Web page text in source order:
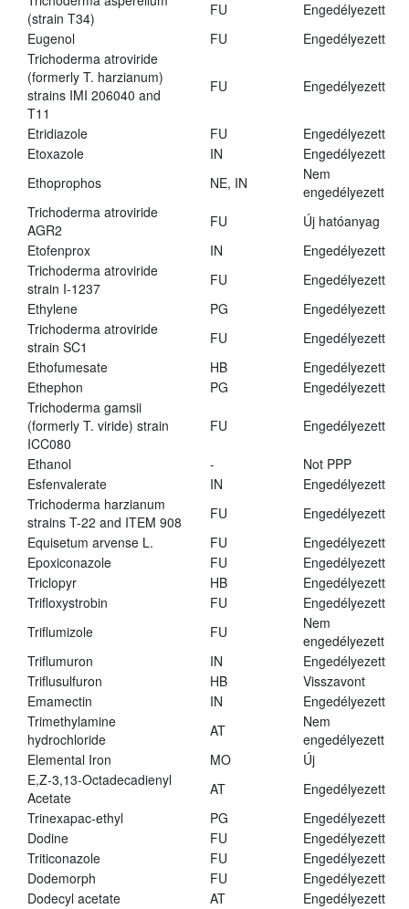
(strain T34)
FU
Engedélyezett
Eugenol
FU
Engedélyezett
Trichoderma atroviride
(formerly T. harzianum)
strains IMI 206040 and
T11
FU Engedélyezett
Etridiazole FU
Engedélyezett
Etoxazole
IN
Engedélyezett
Ethoprophos
NE, IN
Nem
engedélyezett
Trichoderma atroviride
AGR2
FU
Új hatóanyag
Etofenprox
IN
Engedélyezett
Trichoderma atroviride
strain I-1237
FU
Engedélyezett
Ethylene
PG
Engedélyezett
Trichoderma atroviride
strain SC1
FU
Engedélyezett
Ethofumesate
HB
Engedélyezett
Ethephon
PG
Engedélyezett
Trichoderma gamsii
(formerly T. viride) strain
ICC080
FU Engedélyezett
Ethanol -
Not PPP
Esfenvalerate
IN
Engedélyezett
Trichoderma harzianum
strains T-22 and ITEM 908
FU
Engedélyezett
Equisetum arvense L.
FU
Engedélyezett
Epoxiconazole
FU
Engedélyezett
Triclopyr
HB
Engedélyezett
Trifloxystrobin
FU
Engedélyezett
Triflumizole
FU
Nem
engedélyezett
Triflumuron
IN
Engedélyezett
Triflusulfuron
HB
Visszavont
Emamectin
IN
Engedélyezett
Trimethylamine
hydrochloride
AT
Nem
engedélyezett
Elemental Iron
MO
Új
E,Z-3,13-Octadecadienyl
Acetate
AT
Engedélyezett
Trinexapac-ethyl
PG
Engedélyezett
Dodine
FU
Engedélyezett
Triticonazole
FU
Engedélyezett
Dodemorph
FU
Engedélyezett
Dodecyl acetate
AT Engedélyezett